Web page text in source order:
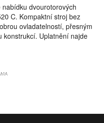
dvourotorových
C. Kompaktní stroj bez
ovladatelností, přesným
konstrukcí. Uplatnění najde